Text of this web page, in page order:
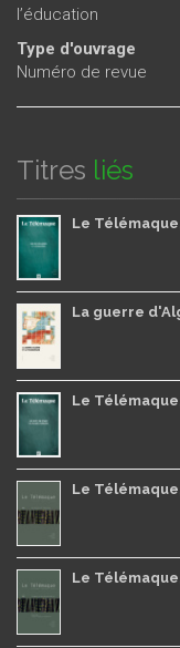
l’éducation
Type d'ouvrage
Numéro de revue
Titres liés
Le
La guerre
Le
Le
Le